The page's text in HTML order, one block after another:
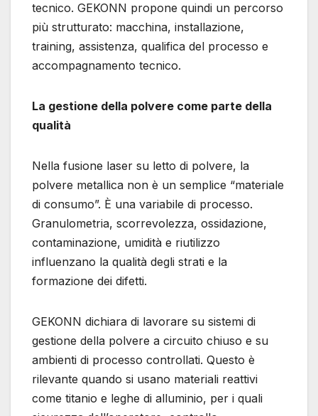
tecnico. GEKONN propone quindi un percorso
più strutturato: macchina, installazione,
training, assistenza, qualifica del processo e
accompagnamento tecnico.
La gestione della polvere come parte della
qualità
Nella fusione laser su letto di polvere, la
polvere metallica non è un semplice “materiale
di consumo”. È una variabile di processo.
Granulometria, scorrevolezza, ossidazione,
contaminazione, umidità e riutilizzo
influenzano la qualità degli strati e la
formazione dei difetti.
GEKONN dichiara di lavorare su sistemi di
gestione della polvere a circuito chiuso e su
ambienti di processo controllati. Questo è
rilevante quando si usano materiali reattivi
come titanio e leghe di alluminio, per i quali